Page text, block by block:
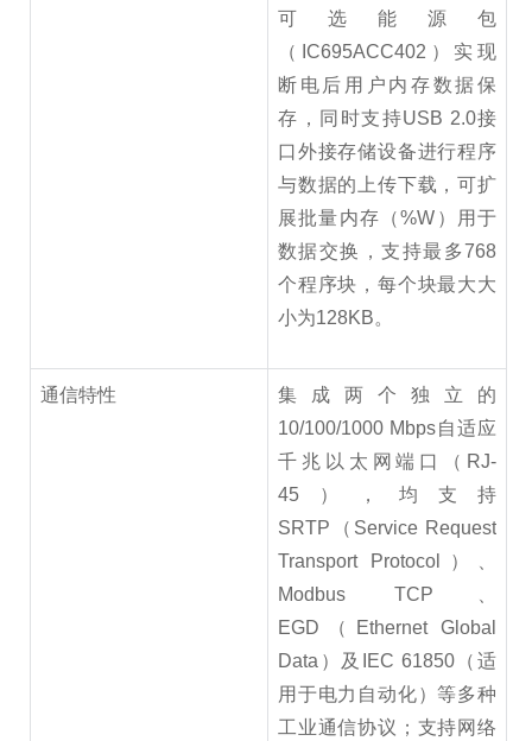
可选能源包
（IC695ACC402）实现
断电后用户内存数据保
存，同时支持USB 2.0接
口外接存储设备进行程序
与数据的上传下载，可扩
展批量内存（%W）用于
数据交换，支持最多768
个程序块，每个块最大大
小为128KB。
通信特性
集成两个独立的
10/100/1000 Mbps自适应
千兆以太网端口（RJ-
45），均支持
SRTP（Service Request
Transport Protocol）、
Modbus TCP、
EGD（Ethernet Global
Data）及IEC 61850（适
用于电力自动化）等多种
工业通信协议；支持网络